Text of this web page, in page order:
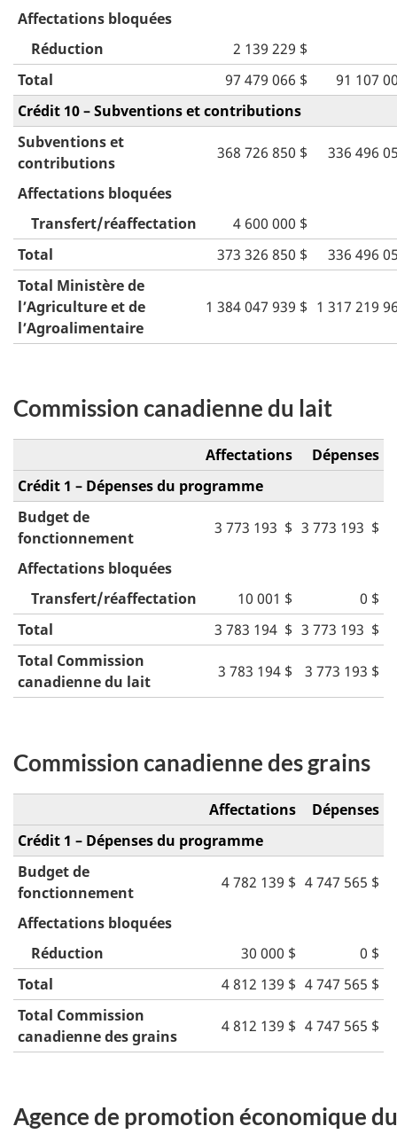
Affectations bloquées
Réduction
2 139 229 $
Total
97 479 066 $
91 107
Crédit 10 – Subventions et contributions
Subventions et
contributions
368 726 850 $ 336 496
Affectations bloquées
Transfert/réaffectation
4 600 000 $
Total
373 326 850 $
336 496
Total Ministère de
l’Agriculture et de
l’Agroalimentaire
1 384 047 939 $ 1 317 219
Commission canadienne du lait
Affectations
Dépenses
Crédit 1 – Dépenses du programme
Budget de
fonctionnement
3 773 193 $ 3 773 193 $
Affectations bloquées
Transfert/réaffectation
10 001 $
0 $
Total
3 783 194 $ 3 773 193 $
Total Commission
canadienne du lait
3 783 194 $ 3 773 193 $
Commission canadienne des grains
Affectations
Dépenses
Crédit 1 – Dépenses du programme
Budget de
fonctionnement
4 782 139 $ 4 747 565 $
Affectations bloquées
Réduction
30 000 $
0 $
Total
4 812 139 $ 4 747 565 $
Total Commission
canadienne des grains
4 812 139 $ 4 747 565 $
Agence de promotion économique du